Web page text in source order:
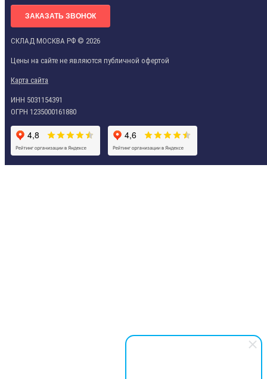
ЗАКАЗАТЬ ЗВОНОК
СКЛАД МОСКВА РФ © 2026
Цены на сайте не являются публичной офертой
Карта сайта
ИНН 5031154391
ОГРН 1235000161880